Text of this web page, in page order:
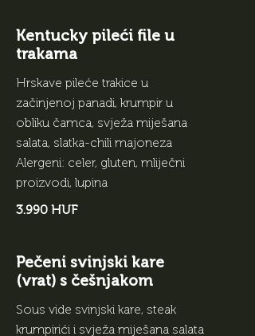
Kentucky pileći file u
trakama
Hrskave pileće trakice u
začinjenoj panadi, krumpir u
obliku čamca, svježa miješana
salata, slatka-chili majoneza
Alergeni: celer, gluten, mliječni
proizvodi, lupina
3.990 HUF
Pečeni svinjski kare
(vrat) s češnjakom
Sous vide svinjski kare, steak
krumpirići i svježa miješana salata